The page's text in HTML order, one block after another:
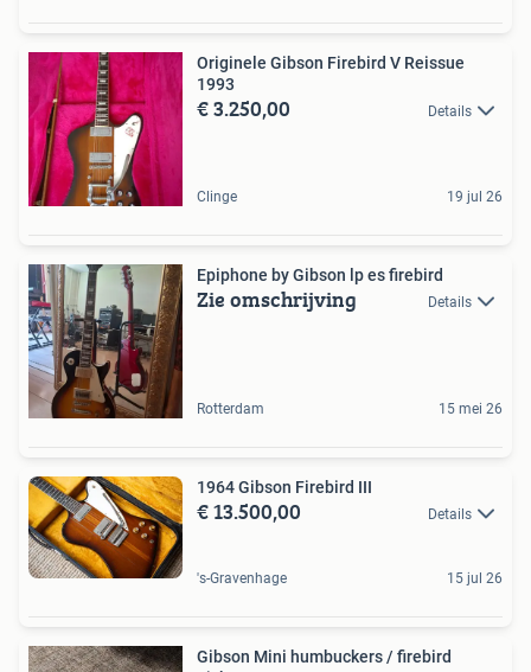
Originele Gibson Firebird V Reissue
1993
€ 3.250,00 Details
Clinge 19 jul 26
Epiphone by Gibson lp es firebird
Zie omschrijving Details
Rotterdam 15 mei 26
1964 Gibson Firebird III
€ 13.500,00 Details
's-Gravenhage 15 jul 26
Gibson Mini humbuckers / firebird